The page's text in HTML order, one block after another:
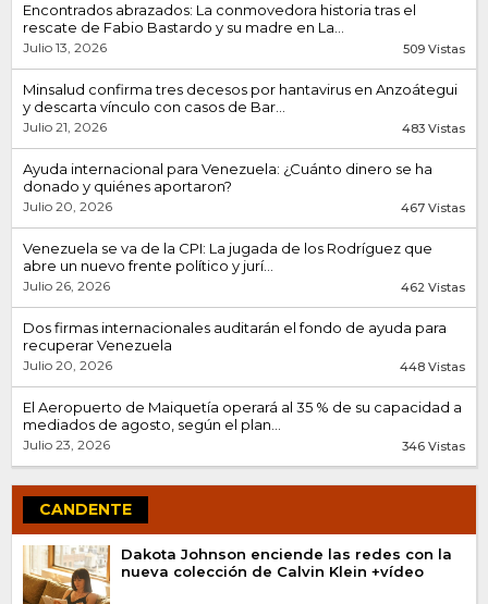
Encontrados abrazados: La conmovedora historia tras el
rescate de Fabio Bastardo y su madre en La...
Julio 13, 2026 509 Vistas
Minsalud confirma tres decesos por hantavirus en Anzoátegui
y descarta vínculo con casos de Bar...
Julio 21, 2026 483 Vistas
Ayuda internacional para Venezuela: ¿Cuánto dinero se ha
donado y quiénes aportaron?
Julio 20, 2026 467 Vistas
Venezuela se va de la CPI: La jugada de los Rodríguez que
abre un nuevo frente político y jurí...
Julio 26, 2026 462 Vistas
Dos firmas internacionales auditarán el fondo de ayuda para
recuperar Venezuela
Julio 20, 2026 448 Vistas
El Aeropuerto de Maiquetía operará al 35 % de su capacidad a
mediados de agosto, según el plan...
Julio 23, 2026 346 Vistas
CANDENTE
Dakota Johnson enciende las redes con la
nueva colección de Calvin Klein +vídeo